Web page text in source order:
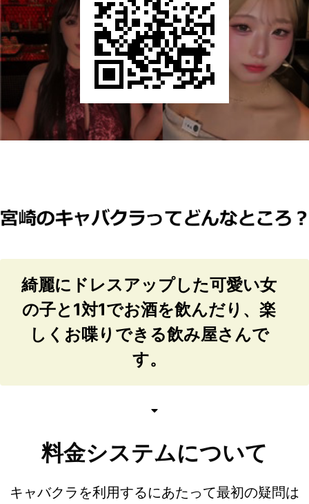
綺麗にドレスアップした可愛い女
の子と1対1でお酒を飲んだり、楽
しくお喋りできる飲み屋さんで
す。
料金システムについて
キャバクラを利用するにあたって最初の疑問は